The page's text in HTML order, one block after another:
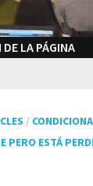
LA PÁGINA
/
PERO ESTÁ